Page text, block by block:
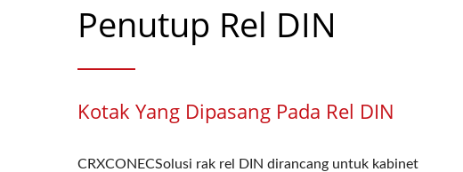
Penutup Rel DIN
Kotak Yang Dipasang Pada Rel DIN
CRXCONECSolusi rak rel DIN dirancang untuk kabinet